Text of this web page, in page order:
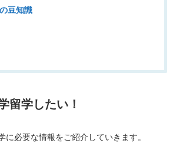
豆知識
留学したい！
に必要な情報をご紹介していきます。